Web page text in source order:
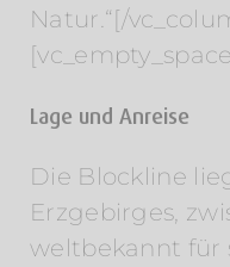
Natur.“[/
Lage und Anreise
Die Blockline
Erzgebirges,
weltbekannt für